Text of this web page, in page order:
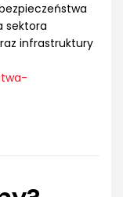
sektora
infrastruktury